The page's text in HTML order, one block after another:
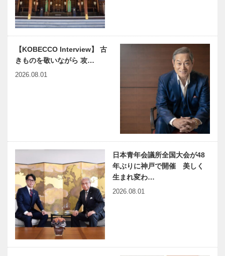
【KOBECCO Interview】 古
きものを敬いながら 攻…
2026.08.01
日本青年会議所全国大会が48
年ぶりに神戸で開催 美しく
生まれ変わ…
2026.08.01